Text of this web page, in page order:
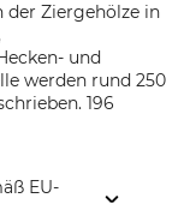
der Ziergehölze in
und
werden rund 250
196
EU-